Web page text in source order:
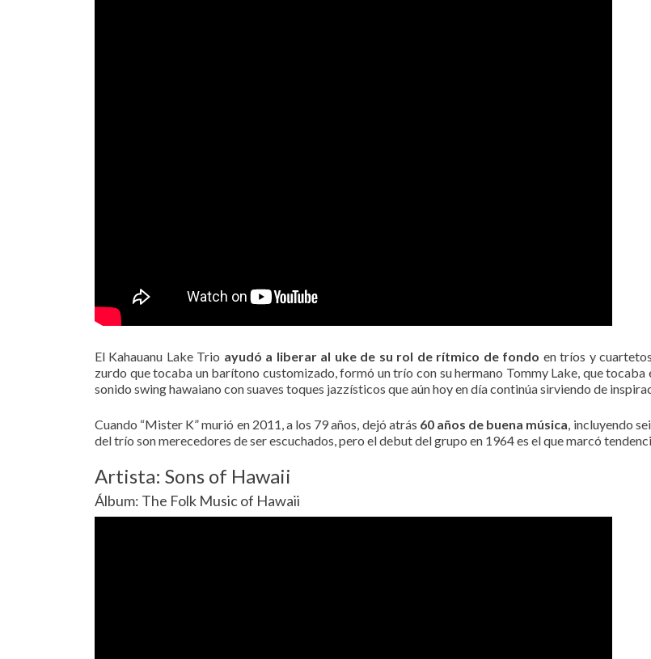
El Kahauanu Lake Trio ayudó a liberar al uke de su rol de rítmico de fondo en tríos y
zurdo que tocaba un barítono customizado, formó un trío con su hermano Tommy Lake, que
sonido swing hawaiano con suaves toques jazzísticos que aún hoy en día continúa sirviendo de
Cuando “Mister K” murió en 2011, a los 79 años, dejó atrás 60 años de buena música, incluyendo
del trío son merecedores de ser escuchados, pero el debut del grupo en 1964 es el que marcó
Artista: Sons of Hawaii
Álbum: The Folk Music of Hawaii